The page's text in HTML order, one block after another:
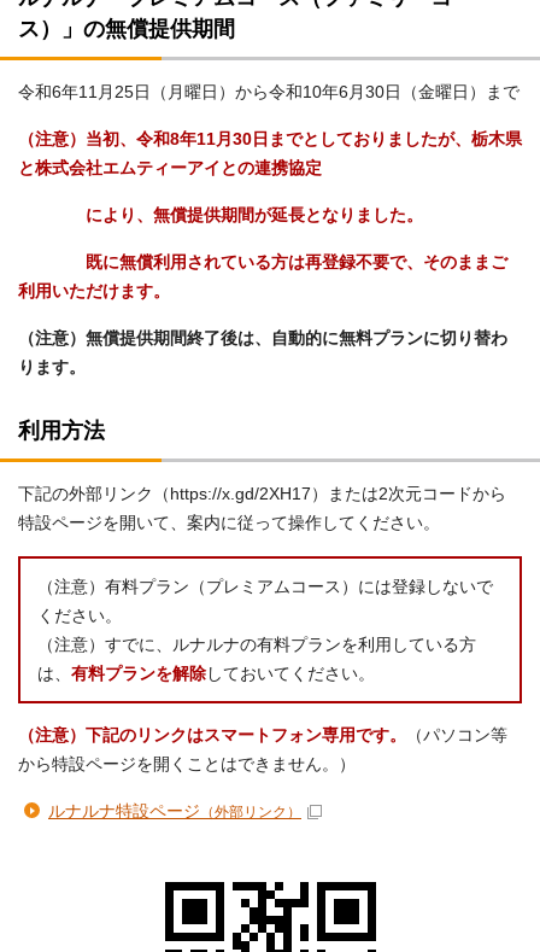
ス）」の無償提供期間
令和6年11月25日（月曜日）から令和10年6月30日（金曜日）まで
（注意）当初、令和8年11月30日までとしておりましたが、栃木県
と株式会社エムティーアイとの連携協定
により、無償提供期間が延長となりました。
既に無償利用されている方は再登録不要で、そのままご
利用いただけます。
（注意）無償提供期間終了後は、自動的に無料プランに切り替わ
ります。
利用方法
下記の外部リンク（https://x.gd/2XH17）または2次元コードから
特設ページを開いて、案内に従って操作してください。
（注意）有料プラン（プレミアムコース）には登録しないで
ください。
（注意）すでに、ルナルナの有料プランを利用している方
は、 有料プランを解除 しておいてください。
（注意）下記のリンクはスマートフォン専用です。
（パソコン等
から特設ページを開くことはできません。）
ルナルナ特設ページ （外部リンク）